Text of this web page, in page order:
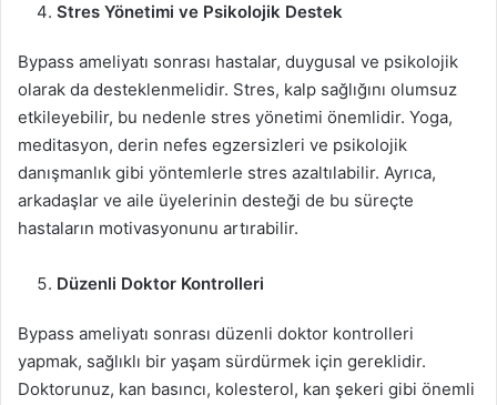
Stres Yönetimi ve Psikolojik Destek
Bypass ameliyatı sonrası hastalar, duygusal ve psikolojik
olarak da desteklenmelidir. Stres, kalp sağlığını olumsuz
etkileyebilir, bu nedenle stres yönetimi önemlidir. Yoga,
meditasyon, derin nefes egzersizleri ve psikolojik
danışmanlık gibi yöntemlerle stres azaltılabilir. Ayrıca,
arkadaşlar ve aile üyelerinin desteği de bu süreçte
hastaların motivasyonunu artırabilir.
Düzenli Doktor Kontrolleri
Bypass ameliyatı sonrası düzenli doktor kontrolleri
yapmak, sağlıklı bir yaşam sürdürmek için gereklidir.
Doktorunuz, kan basıncı, kolesterol, kan şekeri gibi önemli